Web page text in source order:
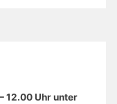
12.00 Uhr unter